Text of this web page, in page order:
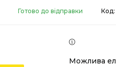
Готово до відправки Код: